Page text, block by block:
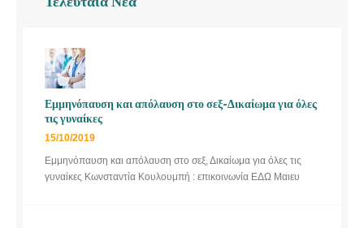
Εμμηνόπαυση και απόλαυση στο σεξ-Δικαίωμα για όλες
τις γυναίκες
15/10/2019
Εμμηνόπαυση και απόλαυση στο σεξ, Δικαίωμα για όλες τις
γυναίκες Κωνσταντία Κουλουμπή : επικοινωνία ΕΔΩ Μαιευ